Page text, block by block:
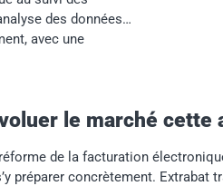
des données…
avec une
le marché cette
de la facturation
préparer concrètement. Extrabat